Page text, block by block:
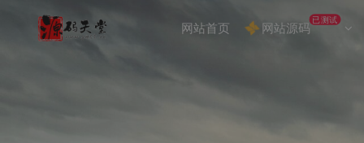
网站首页 网站源码已测试